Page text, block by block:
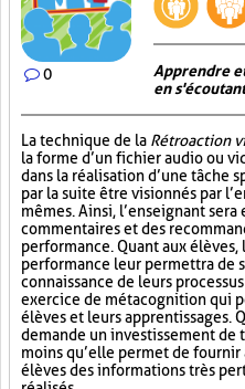
0
Apprendre
en s'écoutant
La technique de la Rétroaction
la forme d’un fichier audio ou
dans la réalisation d’une tâche
par la suite être visionnés par
mêmes. Ainsi, l’enseignant
commentaires et des
performance. Quant aux
performance leur permettra de
connaissance de leurs
exercice de métacognition qui
élèves et leurs apprentissages.
demande un investissement de
moins qu’elle permet de fournir
élèves des informations très